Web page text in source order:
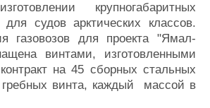
крупногабаритных
для судов арктических классов.
газовозов для проекта "Ямал-
винтами, изготовленными
на 45 сборных стальных
винта, каждый массой в